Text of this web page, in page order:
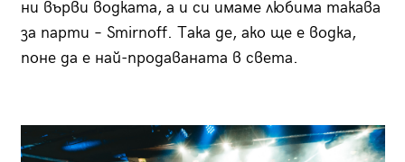
ни върви водката, а и си имаме любима такава
за парти – Smirnoff. Така де, ако ще е водка,
поне да е най-продаваната в света.